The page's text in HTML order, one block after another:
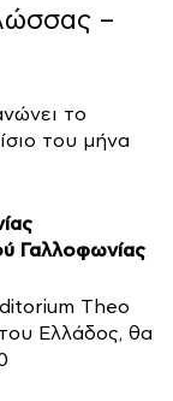
–
το
του μήνα
Γαλλοφωνίας
Theo
Ελλάδος, θα